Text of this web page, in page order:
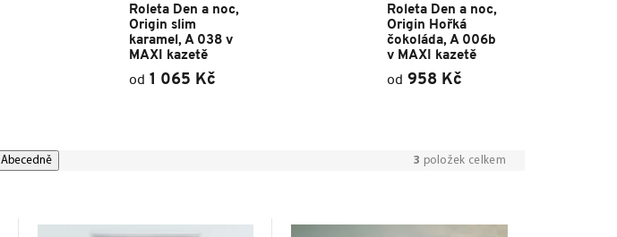
Roleta Den a noc,
Origin slim
karamel, A 038 v
MAXI kazetě
od 1 065 Kč
Roleta Den a noc,
Origin Hořká
čokoláda, A 006b
v MAXI kazetě
od 958 Kč
Abecedně 3 položek celkem